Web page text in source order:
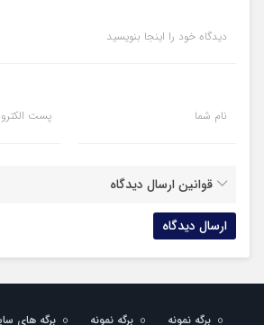
دیدگاه خود را اینجا بنویسید
نام شما پست
قوانین ارسال دیدگاه
برگه نمونه برگه نمونه برگه های